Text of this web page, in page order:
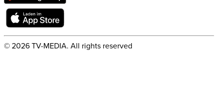
© 2026 TV-MEDIA. All rights reserved